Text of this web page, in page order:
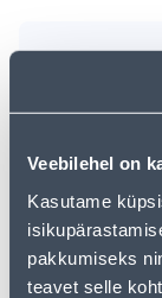
Veebilehel on
Kasutame
pakkumiseks
teavet selle
Извините, но
настоящее
Но ваш
можете
главную
функцию
варианты.